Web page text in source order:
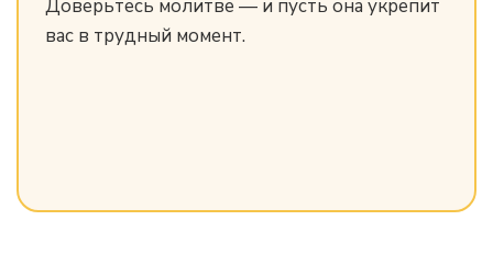
Доверьтесь молитве — и пусть она укрепит
вас в трудный момент.